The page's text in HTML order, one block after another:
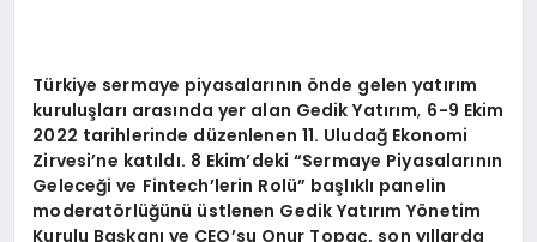
Türkiye sermaye piyasalarının önde gelen yatırım
kuruluşları arasında yer alan Gedik Yatırım, 6-9 Ekim
2022 tarihlerinde düzenlenen 11. Uludağ Ekonomi
Zirvesi’ne katıldı. 8 Ekim’deki “Sermaye Piyasalarının
Geleceği ve Fintech’lerin Rolü” başlıklı panelin
moderatörlüğünü üstlenen Gedik Yatırım Yönetim
Kurulu Başkanı ve CEO’su Onur Topaç, son yıllarda